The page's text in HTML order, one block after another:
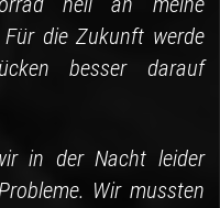
Für die Zukunft werde
besser darauf
in der Nacht leider
Wir mussten